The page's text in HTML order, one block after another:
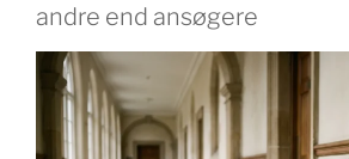
andre end ansøgere